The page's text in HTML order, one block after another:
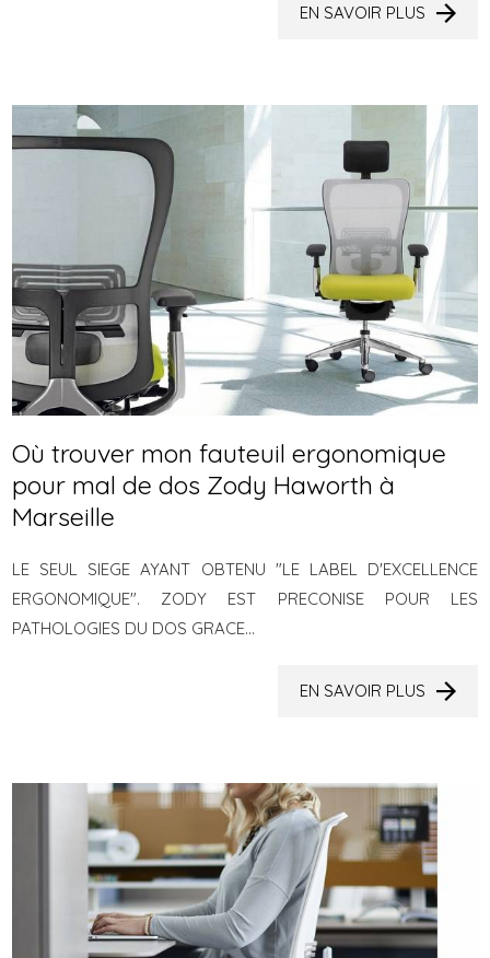
EN SAVOIR PLUS
Où trouver mon fauteuil ergonomique
pour mal de dos Zody Haworth à
Marseille
LE SEUL SIEGE AYANT OBTENU "LE LABEL D'EXCELLENCE
ERGONOMIQUE". ZODY EST PRECONISE POUR LES
PATHOLOGIES DU DOS GRACE...
EN SAVOIR PLUS